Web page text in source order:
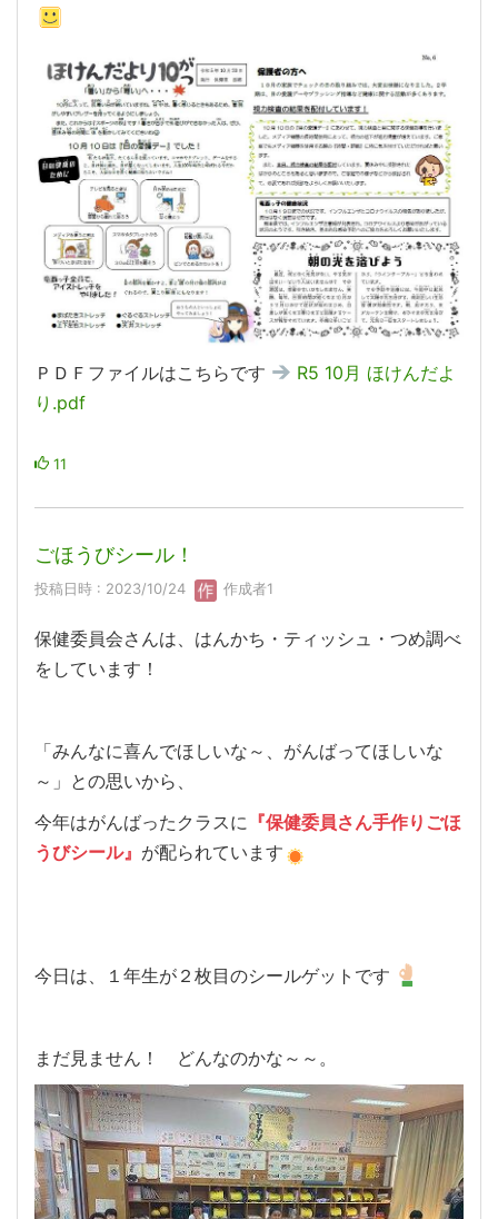
ＰＤＦファイルはこちらです
R5 10月 ほけんだよ
り.pdf
11
ごほうびシール！
投稿日時 : 2023/10/24 作成者1
保健委員会さんは、はんかち・ティッシュ・つめ調べ
をしています！
「みんなに喜んでほしいな～、がんばってほしいな
～」との思いから、
今年はがんばったクラスに
『保健委員さん手作りごほ
うびシール』 が配られています
今日は、１年生が２枚目のシールゲットです
まだ見ません！ どんなのかな～～。